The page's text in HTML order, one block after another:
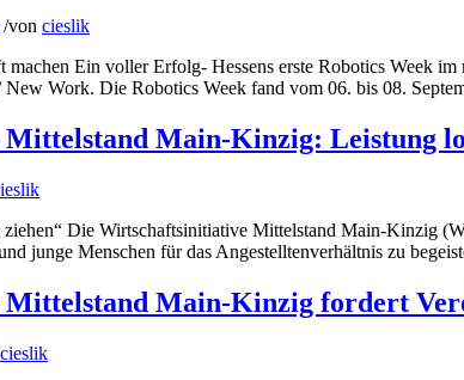
/von cieslik
Ein voller Erfolg- Hessens erste Robotics Week
Work. Die Robotics Week fand vom 06. bis 08.
Main-Kinzig: Leistung
ziehen“ Die Wirtschaftsinitiative Mittelstand Main-Kinzig
junge Menschen für das Angestelltenverhältnis zu
Main-Kinzig fordert
cieslik